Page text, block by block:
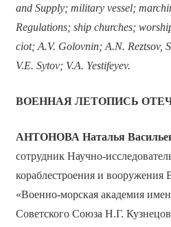
and Supply; military vessel;
Regulations; ship churches;
ciot; A.V. Golovnin; A.N. Reztsov,
V.E. Sytov; V.A. Yestifeyev.
ВОЕННАЯ ЛЕТОПИСЬ
АНТОНОВА Наталья
сотрудник Научно-
кораблестроения и
«Военно-морская академия
Советского Союза Н.Г.